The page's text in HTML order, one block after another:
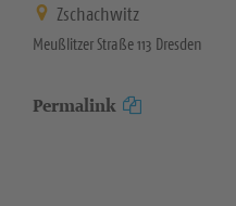
Zschachwitz
Meußlitzer Straße 113 Dresden
Permalink